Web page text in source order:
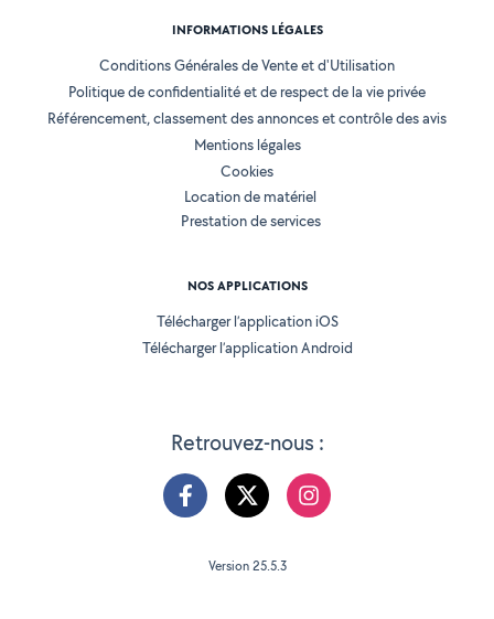
Retrouvez-nous :
INFORMATIONS LÉGALES
Conditions Générales de Vente et d'Utilisation
Politique de confidentialité et de respect de la vie privée
Référencement, classement des annonces et contrôle des avis
Mentions légales
Cookies
Location de matériel
Prestation de services
NOS APPLICATIONS
Télécharger l’application iOS
Télécharger l’application Android
Version 25.5.3